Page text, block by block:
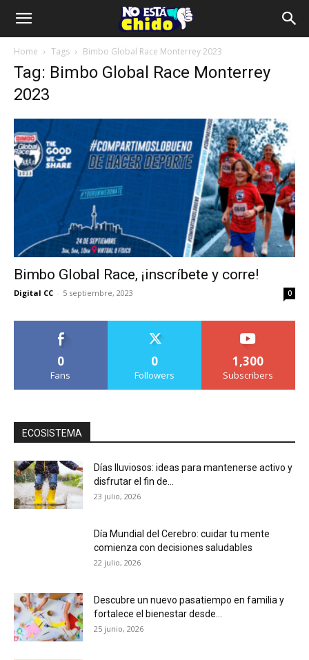
Home Tags Bimbo Global Race Monterrey 2023
Tag: Bimbo Global Race Monterrey
2023
Bimbo Global Race, ¡inscríbete y corre!
Digital CC - 5 septiembre, 2023 0
0
Fans
0
Followers
1,300
Subscribers
ECOSISTEMA
Días lluviosos: ideas para mantenerse activo y
disfrutar el fin de...
23 julio, 2026
Día Mundial del Cerebro: cuidar tu mente
comienza con decisiones saludables
22 julio, 2026
Descubre un nuevo pasatiempo en familia y
fortalece el bienestar desde...
25 junio, 2026